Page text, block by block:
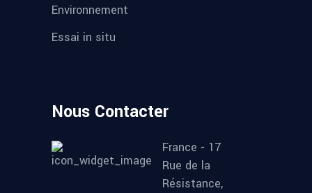
Environnement
Essai in situ
Nous Contacter
France - 17
Rue de la
Résistance,